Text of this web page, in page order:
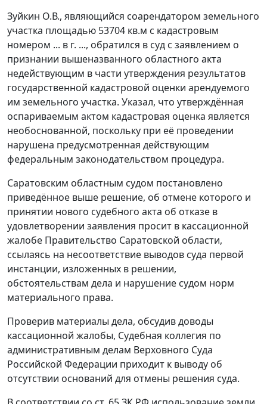
Зуйкин О.В., являющийся соарендатором земельного
участка площадью 53704 кв.м с кадастровым
номером ... в г. ..., обратился в суд с заявлением о
признании вышеназванного областного акта
недействующим в части утверждения результатов
государственной кадастровой оценки арендуемого
им земельного участка. Указал, что утверждённая
оспариваемым актом кадастровая оценка является
необоснованной, поскольку при её проведении
нарушена предусмотренная действующим
федеральным законодательством процедура.
Саратовским областным судом постановлено
приведённое выше решение, об отмене которого и
принятии нового судебного акта об отказе в
удовлетворении заявления просит в кассационной
жалобе Правительство Саратовской области,
ссылаясь на несоответствие выводов суда первой
инстанции, изложенных в решении,
обстоятельствам дела и нарушение судом норм
материального права.
Проверив материалы дела, обсудив доводы
кассационной жалобы, Судебная коллегия по
административным делам Верховного Суда
Российской Федерации приходит к выводу об
отсутствии оснований для отмены решения суда.